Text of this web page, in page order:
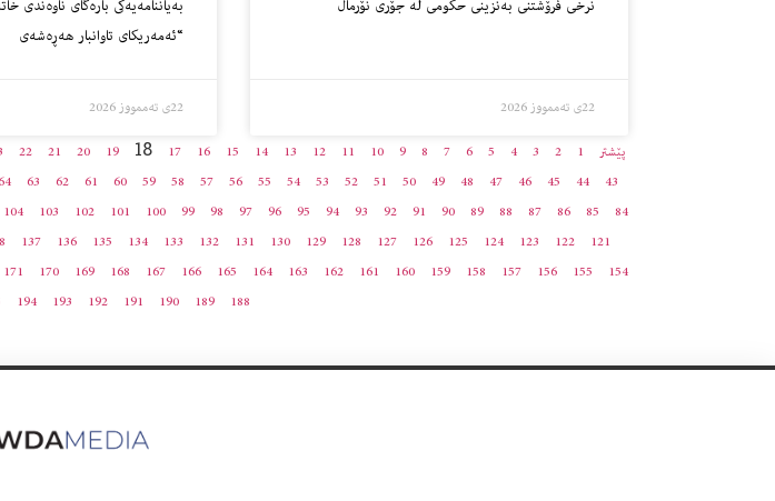
نرخی فرۆشتنی بەنزینی حکومی لە جۆری نۆرماڵ
22ی تەممووز 2026
به‌یاننامه‌یه‌كى بارەگای ناوەندی
“ئەمه‌ریکای تاوانبار هەڕەشەی
22ی تەممووز 2026
پێشتر 1
2
3
4
5
6
7
8
9
10
11
12
13
14
15
16
17
18
19
20
21
22
43
44
45
46
47
48
49
50
51
52
53
54
55
56
57
58
59
60
61
62
63
84
85
86
87
88
89
90
91
92
93
94
95
96
97
98
99
100
101
102
103
104
121
122
123
124
125
126
127
128
129
130
131
132
133
134
135
136
137
154
155
156
157
158
159
160
161
162
163
164
165
166
167
168
169
170
171
188
189
190
191
192
193
194